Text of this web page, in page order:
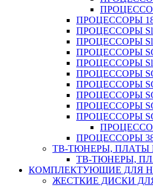
ПРОЦЕССОРЫ
ПРОЦЕССОРЫ
ПРОЦЕССОРЫ
ПРОЦЕССОРЫ
ПРОЦЕССОРЫ
ПРОЦЕССОРЫ
ПРОЦЕССОРЫ
ПРОЦЕССОРЫ
ПРОЦЕССОРЫ
ПРОЦЕССОРЫ
ПРОЦЕССОРЫ
ТВ-ТЮНЕРЫ, ПЛАТЫ
ТВ-ТЮНЕРЫ,
КОМПЛЕКТУЮЩИЕ ДЛЯ
ЖЕСТКИЕ ДИСКИ